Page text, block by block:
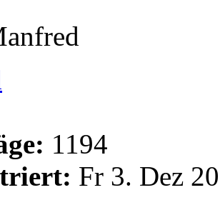
1194
Fr 3. Dez